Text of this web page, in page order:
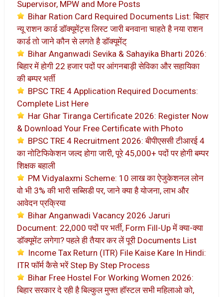
Supervisor, MPW and More Posts
Bihar Ration Card Required Documents List: बिहार
न्यू राशन कार्ड डॉक्यूमेंट्स लिस्ट जारी बनवाना चाहते है नया राशन
कार्ड तो जाने कौन से लगते है डॉक्यूमेंट्
Bihar Anganwadi Sevika & Sahayika Bharti 2026:
बिहार में होगी 22 हजार पदों पर आंगनबाड़ी सेविका और सहायिका
की बम्पर भर्ती
BPSC TRE 4 Application Required Documents:
Complete List Here
Har Ghar Tiranga Certificate 2026: Register Now
& Download Your Free Certificate with Photo
BPSC TRE 4 Recruitment 2026: बीपीएससी टीआरई 4
का नोटिफिकेशन जल्द होगा जारी, पूरे 45,000+ पदों पर होगी बम्पर
शिक्षक बहाली
PM Vidyalaxmi Scheme: 10 लाख का ऐजुकेशनल लोन
वो भी 3% की भारी सब्सिडी पर, जाने क्या है योजना, लाभ और
आवेदन प्रक्रिया
Bihar Anganwadi Vacancy 2026 Jaruri
Document: 22,000 पदों पर भर्ती, Form Fill-Up में क्या-क्या
डॉक्यूमेंट लगेगा? पहले ही तैयार कर लें पूरी Documents List
Income Tax Return (ITR) File Kaise Kare In Hindi:
ITR फॉर्म कैसे भरें Step By Step Process
Bihar Free Hostel For Working Women 2026:
बिहार सरकार दे रही है बिल्कुल मुफ्त हॉस्टल सभी महिलाओ को,